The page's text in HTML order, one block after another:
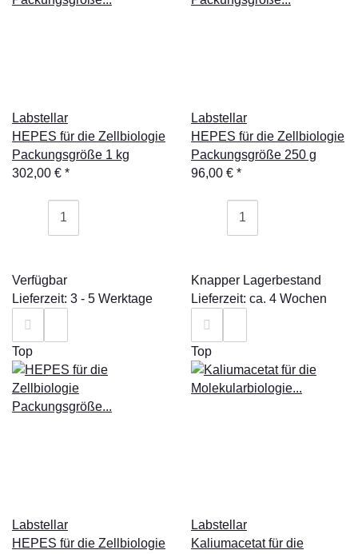
Labstellar
HEPES für die Zellbiologie
Packungsgröße 1 kg
302,00 € *
Verfügbar
Lieferzeit: 3 - 5 Werktage
Labstellar
HEPES für die Zellbiologie
Packungsgröße 250 g
96,00 € *
Knapper Lagerbestand
Lieferzeit: ca. 4 Wochen
Top
Labstellar
HEPES für die Zellbiologie
Top
Labstellar
Kaliumacetat für die